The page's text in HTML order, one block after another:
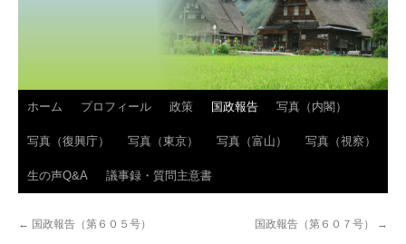
コ
ン
テ
ホーム プロフィール 政策 国政報告 写真（内閣）
写真（復興庁） 写真（東京） 写真（富山） 写真（視察）
生の声Q&A 議事録・質問主意書
← 国政報告（第６０５号） 国政報告（第６０７号） →